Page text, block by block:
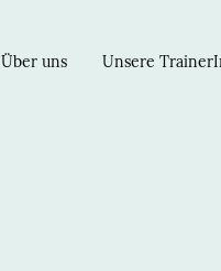
Über uns Unsere